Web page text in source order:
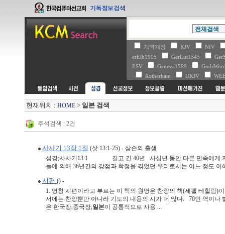
개역개정 KJV
NIV
erElb1905
GerLut1545
ESV
Geneva1599
Rotherham
UKJV
현재위치 : HOME > 일본 검색
주석검색 : 2건
사사기 13장 1절 (삿 13:1-25) - 삼손의 출생
성경;사사기13:1 길고 긴 40년 사십년 동안 다른 민족에게 지
들에 의해 36년간의 강점과 학정을 겪었던 우리로서는 어느 정도 이
시편 () -
1. 명칭 시편이라고 부르는 이 책의 원명은 찬양의 책(세펠 테힐림)
서에는 찬양뿐만 아니라 기도의 내용의 시가 더 많다. 70인 역이나
은 한국장,중국장,일본이 공통적으로 사용 ...